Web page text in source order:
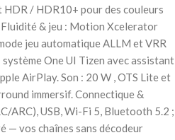
/ HDR10+ pour des couleurs
& jeu : Motion Xcelerator
jeu automatique ALLM et VRR
One UI Tizen avec assistant
AirPlay. Son : 20 W , OTS Lite et
immersif. Connectique &
ARC), USB, Wi-Fi 5, Bluetooth 5.2 ;
vos chaînes sans décodeur